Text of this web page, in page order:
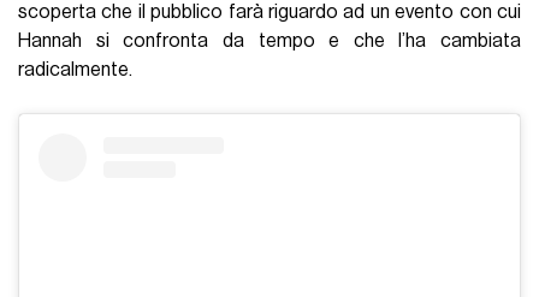
scoperta che il pubblico farà riguardo ad un evento con cui
Hannah si confronta da tempo e che l’ha cambiata
radicalmente.